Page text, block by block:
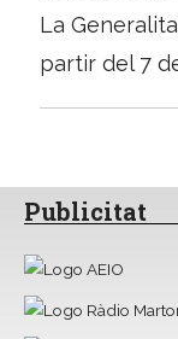
La
partir del 7
Publicitat